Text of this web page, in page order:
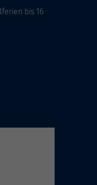
bis 16